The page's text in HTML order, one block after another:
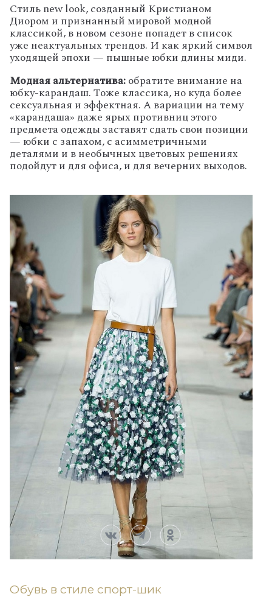
Стиль new look, созданный Кристианом
Диором и признанный мировой модной
классикой, в новом сезоне попадет в список
уже неактуальных трендов. И как яркий символ
уходящей эпохи — пышные юбки длины миди.
Модная альтернатива:обратите внимание на
юбку-карандаш. Тоже классика, но куда более
сексуальная и эффектная. А вариации на тему
«карандаша» даже ярых противниц этого
предмета одежды заставят сдать свои позиции
— юбки с запахом, с асимметричными
деталями и в необычных цветовых решениях
подойдут и для офиса, и для вечерних выходов.
Обувь в стиле спорт-шик